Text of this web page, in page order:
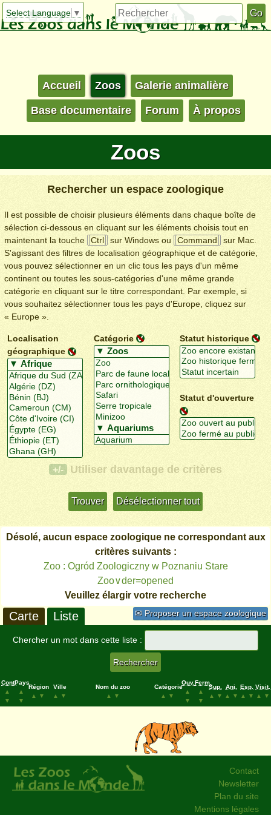
Select Language ▼
Accueil Zoos Galerie animalière
Base documentaire Forum À propos
Zoos
Rechercher un espace zoologique
Il est possible de choisir plusieurs éléments dans chaque boîte de
sélection ci-dessous en cliquant sur les éléments choisis tout en
maintenant la touche
Ctrl sur Windows ou Command
sur Mac.
S'agissant des filtres de localisation géographique et de catégorie,
vous pouvez sélectionner en un clic tous les pays d'un même
continent ou toutes les sous-catégories d'une même grande
catégorie en cliquant sur le titre correspondant. Par exemple, si
vous souhaitez sélectionner tous les pays d'Europe, cliquez sur
« Europe ».
Localisation
géographique
Catégorie Statut historique
Statut d'ouverture
+/- Utiliser davantage de critères
Désolé, aucun espace zoologique ne correspondant aux
critères suivants :
Zoo : Ogród Zoologiczny w Poznaniu Stare
Zoo∨der=opened
Veuillez élargir votre recherche
✉ Proposer un espace zoologique
Carte Liste
Chercher un mot dans cette liste :
Cont.
▲
▼
Pays
▲
▼
Région
▲
▼
Ville
▲
▼
Nom du zoo
▲
▼
Catégorie
▲
▼
Ouv.
▲
▼
Ferm.
▲
▼
Sup.
▲
▼
Ani.
▲
▼
Esp.
▲
▼
Visit.
▲
▼
Contact
Newsletter
Plan du site
Mentions légales